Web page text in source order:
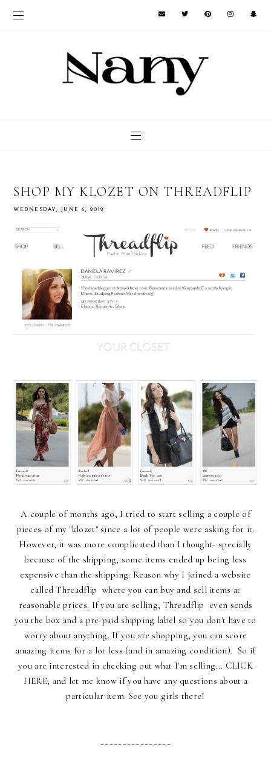
SHOP MY KLOZET ON THREADFLIP
WEDNESDAY, JUNE 6, 2012
A couple of months ago, I tried to start selling a couple of
pieces of my "klozet" since a lot of people were asking for it.
However, it was more complicated than I thought- specially
because of the shipping, some items ended up being less
expensive than the shipping. Reason why I joined a website
calledThreadflip where you can buy and sell items at
reasonable prices. If you are selling, Threadflip
even sends
you the box and a pre-paid shipping label so you don't have to
worry about anything. If you are shopping, you can score
amazing items for a lot less (and in amazing condition). So if
you are interested in checking out what I'm selling... CLICK
HERE; and let me know if you have any questions about a
particular item. See you girls there!